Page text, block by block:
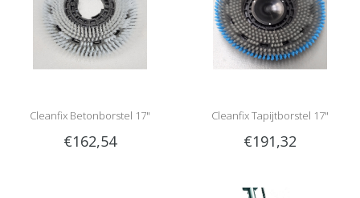
Cleanfix Betonborstel 17"
€162,54
Cleanfix Tapijtborstel 17"
€191,32